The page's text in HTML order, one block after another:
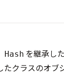
Hash を継承し
たクラスのオブ